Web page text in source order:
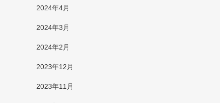
2024年4月
2024年3月
2024年2月
2023年12月
2023年11月